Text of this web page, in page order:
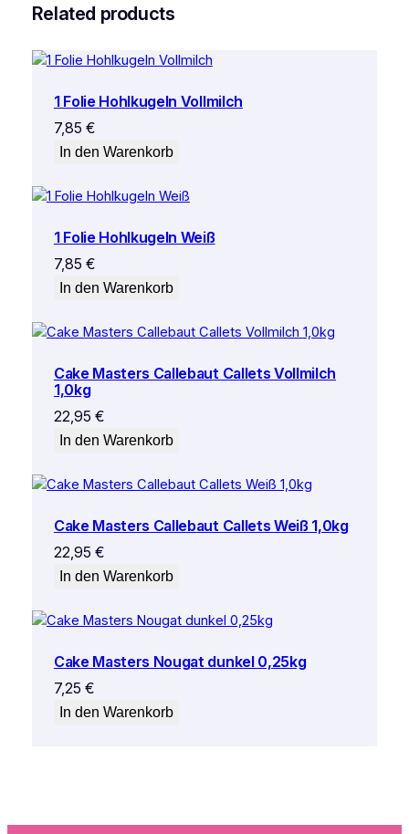
Related products
1 Folie Hohlkugeln Vollmilch
7,85 €
In den Warenkorb
1 Folie Hohlkugeln Weiß
7,85 €
In den Warenkorb
Cake Masters Callebaut Callets Vollmilch
1,0kg
22,95 €
In den Warenkorb
Cake Masters Callebaut Callets Weiß 1,0kg
22,95 €
In den Warenkorb
Cake Masters Nougat dunkel 0,25kg
7,25 €
In den Warenkorb